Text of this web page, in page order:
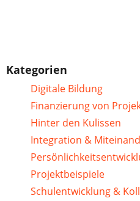
Kategorien
Digitale Bildung
Finanzierung von
Hinter den Kulissen
Integration &
Projektbeispiele
Schulentwicklung &